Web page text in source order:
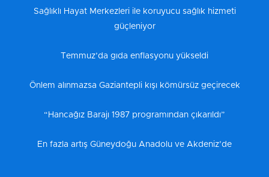
Sağlıklı Hayat Merkezleri ile koruyucu sağlık hizmeti
güçleniyor
Temmuz’da gıda enflasyonu yükseldi
Önlem alınmazsa Gaziantepli kışı kömürsüz geçirecek
“Hancağız Barajı 1987 programından çıkarıldı”
En fazla artış Güneydoğu Anadolu ve Akdeniz’de